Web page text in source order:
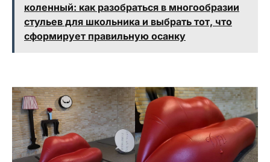
коленный: как разобраться в многообразии
стульев для школьника и выбрать тот, что
сформирует правильную осанку